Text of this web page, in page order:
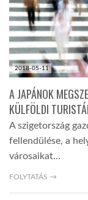
2018-05-11
A JAPÁNOK
KÜLFÖLDI
A szigetország
fellendülése, a
városaikat…
FOLYTATÁS →